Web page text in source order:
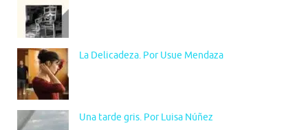
La Delicadeza. Por Usue Mendaza
Una tarde gris. Por Luisa Núñez